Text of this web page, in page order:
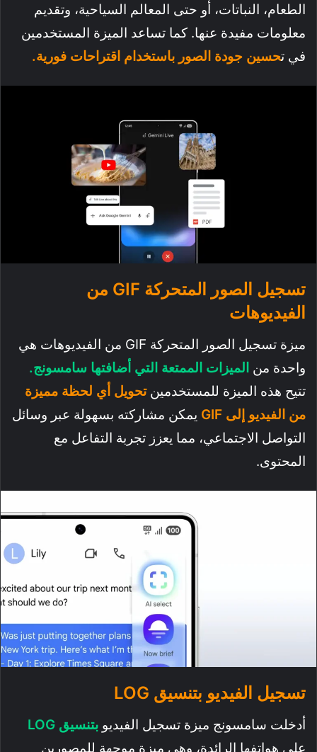
الطعام، النباتات، أو حتى المعالم السياحية، وتقديم
معلومات مفيدة عنها. كما تساعد الميزة المستخدمين
في تحسين جودة الصور باستخدام اقتراحات فورية.
تسجيل الصور المتحركة GIF من
الفيديوهات
ميزة تسجيل الصور المتحركة GIF من الفيديوهات هي
واحدة من الميزات الممتعة التي أضافتها سامسونج.
تتيح هذه الميزة للمستخدمينتحويل أي لحظة مميزة
من الفيديو إلى GIF
يمكن مشاركته بسهولة عبر وسائل
التواصل الاجتماعي، مما يعزز تجربة التفاعل مع
المحتوى.
تسجيل الفيديو بتنسيق LOG
أدخلت سامسونج ميزة تسجيل الفيديو بتنسيق LOG
على هواتفها الرائدة، وهي ميزة موجهة للمصورين